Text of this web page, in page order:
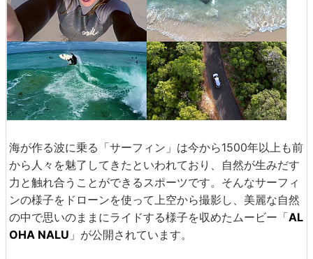
海が作る波に乗る「サーフィン」は今から1500年以上も前
から人々を魅了してきたといわれており、自然が生みだす
力と触れ合うことができるスポーツです。そんなサーフィ
ンの様子をドローンを使って上空から撮影し、美麗な自然
の中で思いのままにライドする様子を収めたムービー「AL
OHA NALU 」が公開されています。